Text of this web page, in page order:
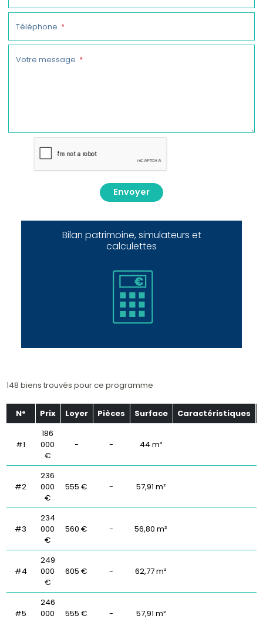
Téléphone
Votre message
Envoyer
Bilan patrimoine, simulateurs et
calculettes
148 biens trouvés pour ce programme
N° Prix Loyer Pièces Surface Caractéristiques
#1
186
000
€
- - 44 m²
#2
236
000
€
555 € - 57,91 m²
#3
234
000
€
560 € - 56,80 m²
#4
249
000
€
605 € - 62,77 m²
#5
246
000
555 € - 57,91 m²